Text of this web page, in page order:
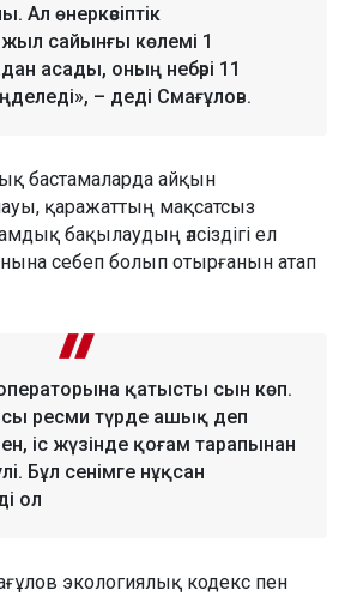
Ал өнеркәсіптік
сайынғы көлемі 1
асады, оның небәрі 11
– деді Смағұлов.
бастамаларда айқын
қаражаттың мақсатсыз
бақылаудың әлсіздігі ел
себеп болып отырғанын атап
қатысты сын көп.
ресми түрде ашық деп
іс жүзінде қоғам тарапынан
Бұл сенімге нұқсан
ол
экологиялық кодекс пен